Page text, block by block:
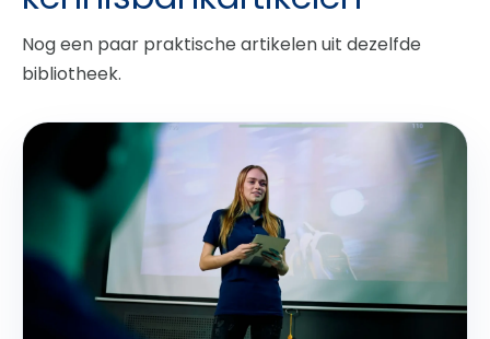
Nog een paar praktische artikelen uit dezelfde
bibliotheek.